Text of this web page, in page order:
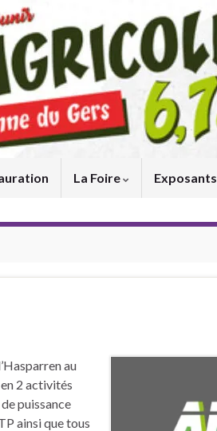
La Foire Exposants
au
2 activités
puissance
ainsi que tous